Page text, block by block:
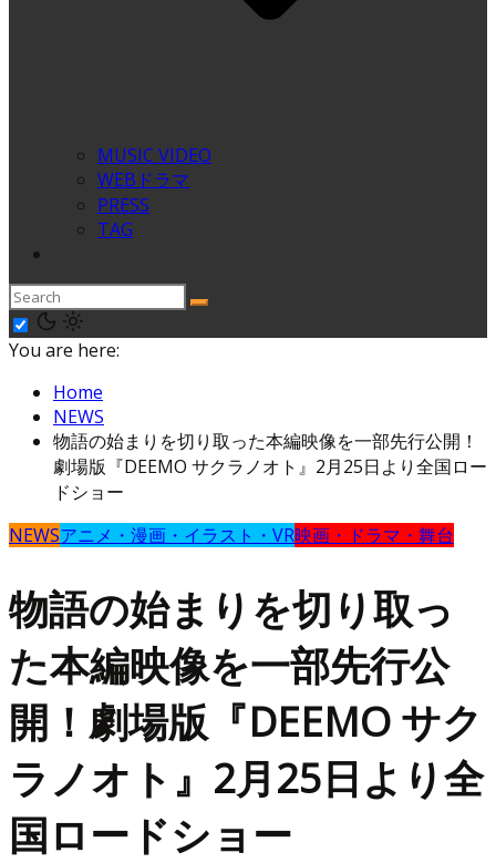
MUSIC VIDEO
WEBドラマ
PRESS
TAG
You are here:
Home
NEWS
物語の始まりを切り取った本編映像を一部先行公開！
劇場版『DEEMO サクラノオト』2月25日より全国ロー
ドショー
NEWSアニメ・漫画・イラスト・VR映画・ドラマ・舞台
物語の始まりを切り取っ
た本編映像を一部先行公
開！劇場版『DEEMO サク
ラノオト』2月25日より全
国ロードショー